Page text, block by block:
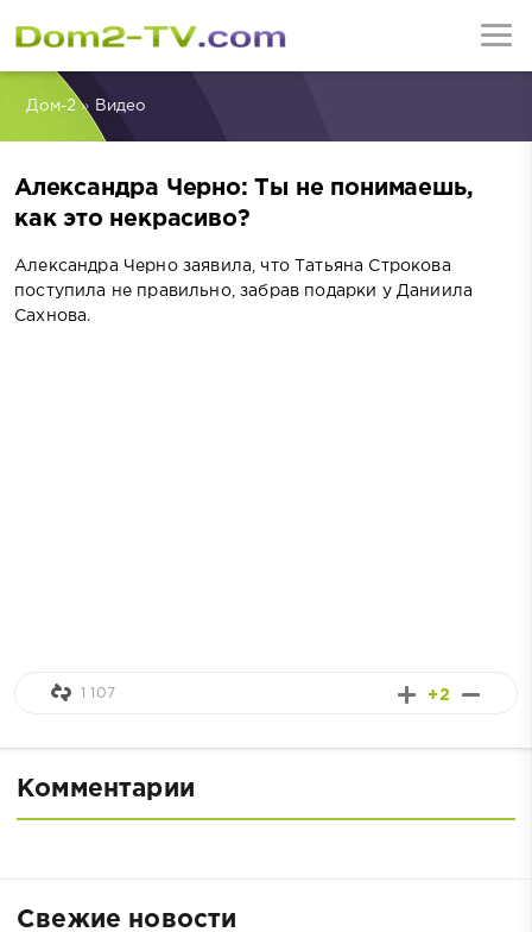
Дом-2» Видео
Александра Черно: Ты не понимаешь,
как это некрасиво?
Александра Черно заявила, что Татьяна Строкова
поступила не правильно, забрав подарки у Даниила
Сахнова.
+2
1 107
Комментарии
Свежие новости